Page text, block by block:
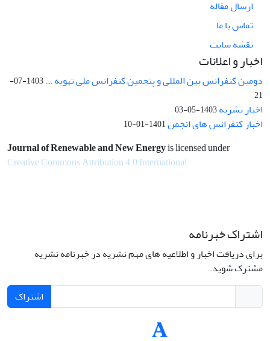
ارسال مقاله
تماس با ما
نقشه سایت
اخبار و اعلانات
دومین کنفرانس بین المللی و پنجمین کنفرانس ملی تهویه ...
1403-07-
21
اخبار نشریه1403-05-03
اخبار کنفرانس های انجمن1401-01-10
Journal of Renewable and New Energyis licensed under
Creative Commons Attribution 4.0 International
اشتراک خبرنامه
برای دریافت اخبار و اطلاعیه های مهم نشریه در خبرنامه نشریه
مشترک شوید.
اشتراک